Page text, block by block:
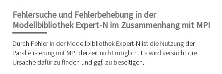
Fehlersuche und Fehlerbehebung in der
Modellbibliothek Expert-N im Zusammenhang mit MPI
Durch Fehler in der Modellbibliothek Expert-N ist die Nutzung der
Parallelisierung mit MPI derzeit nicht möglich. Es wird versucht die
Ursache dafür zu finden und ggf. zu beseitigen.